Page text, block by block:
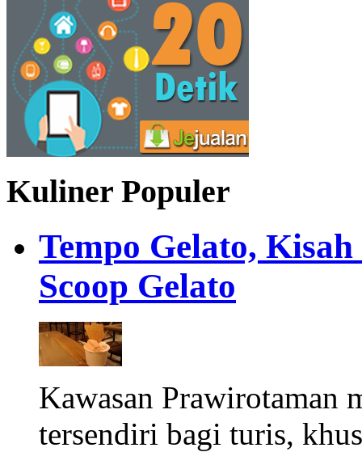
Kuliner Populer
Tempo Gelato,
Scoop Gelato
Kawasan Prawirotaman
tersendiri bagi turis,